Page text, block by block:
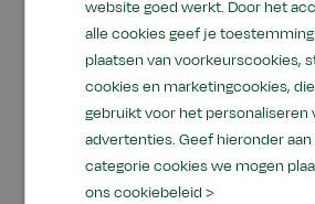
Onderzoek
website goed werkt. Door het
alle cookies geef je
plaatsen van voorkeurscookies,
cookies en marketingcookies,
gebruikt voor het personaliseren
advertenties. Geef hieronder
categorie cookies we mogen
ons cookiebeleid >